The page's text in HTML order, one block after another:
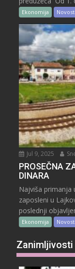
Ekonomija Novosti
Jul 9, 2025
PROSEČNA
DINARA
Najviša primanja
zaposleni u
poslednji
Ekonomija Novosti
Zanimljivosti